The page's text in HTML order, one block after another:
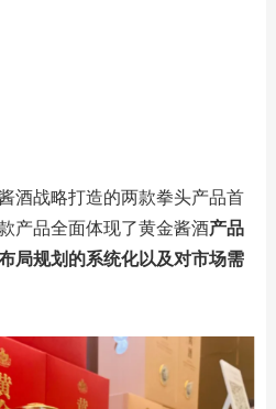
酒战略打造的两款拳头产品首
产品全面体现了黄金酱酒产品
局规划的系统化以及对市场需